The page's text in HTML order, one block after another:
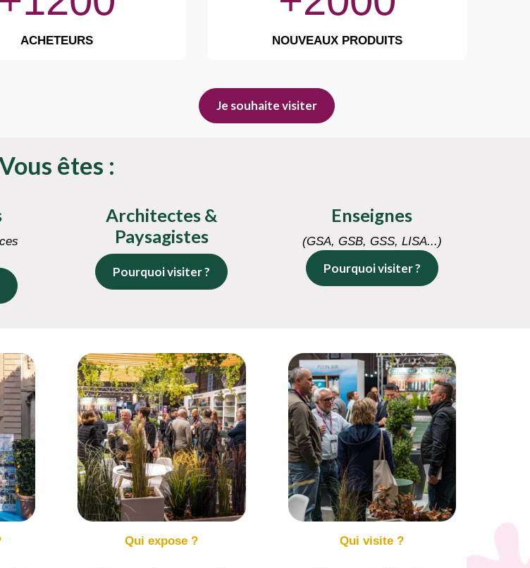
ACHETEURS NOUVEAUX PRODUITS
Je souhaite visiter
êtes :
Architectes &
Paysagistes
Pourquoi visiter ?
Enseignes
(GSA, GSB, GSS, LISA...)
Pourquoi visiter ?
Qui expose ? Qui visite ?